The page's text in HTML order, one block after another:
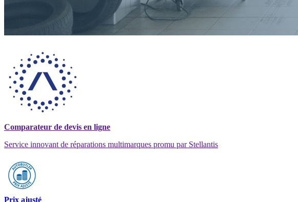
Comparateur de devis en ligne
Service innovant de réparations multimarques promu par Stellantis
Prix ajusté